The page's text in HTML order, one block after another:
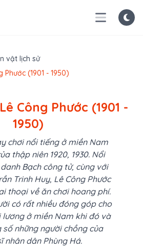
vật lịch sử
Phước (1901 - 1950)
Công Phước (1901 -
1950)
chơi nổi tiếng ở miền Nam
thập niên 1920, 1930. Nổi
Bạch công tử, cùng với
Trinh Huy, Lê Công Phước
thoại về ăn chơi hoang phí.
có rất nhiều đóng góp cho
lương ở miền Nam khi đó và
những người chồng của
nhân dân Phùng Há.